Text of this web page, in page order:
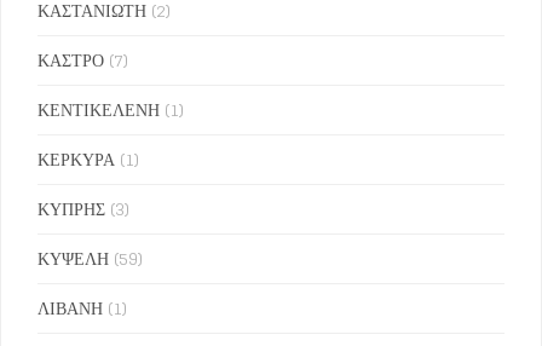
ΚΑΣΤΑΝΙΩΤΗ (2)
ΚΑΣΤΡΟ (7)
ΚΕΝΤΙΚΕΛΕΝΗ (1)
ΚΕΡΚΥΡΑ (1)
ΚΥΠΡΗΣ (3)
ΚΥΨΕΛΗ (59)
ΛΙΒΑΝΗ (1)